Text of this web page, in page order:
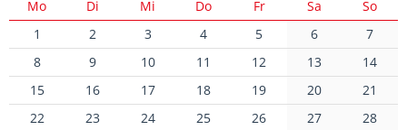
Mo Di Mi Do Fr Sa
So
1
2 3 4 5 6
7
8
9 10 11 12 13
14
15
16 17 18 19 20
21
22
23 24 25 26 27
28